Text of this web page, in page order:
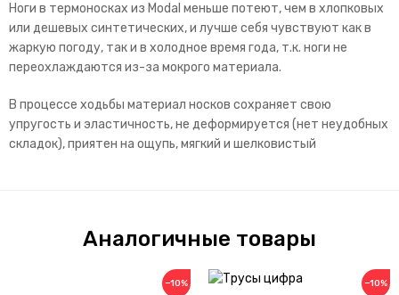
Ноги в термоносках из Modal меньше потеют, чем в хлопковых
или дешевых синтетических, и лучше себя чувствуют как в
жаркую погоду, так и в холодное время года, т.к. ноги не
переохлаждаются из-за мокрого материала.
В процессе ходьбы материал носков сохраняет свою
упругость и эластичность, не деформируется (нет неудобных
складок), приятен на ощупь, мягкий и шелковистый
Аналогичные товары
−10% −10%